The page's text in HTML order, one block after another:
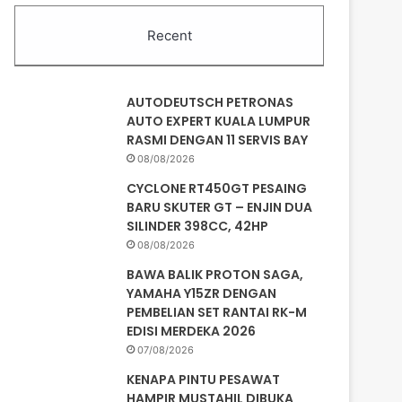
Recent
AUTODEUTSCH PETRONAS
AUTO EXPERT KUALA LUMPUR
RASMI DENGAN 11 SERVIS BAY
08/08/2026
CYCLONE RT450GT PESAING
BARU SKUTER GT – ENJIN DUA
SILINDER 398CC, 42HP
08/08/2026
BAWA BALIK PROTON SAGA,
YAMAHA Y15ZR DENGAN
PEMBELIAN SET RANTAI RK-M
EDISI MERDEKA 2026
07/08/2026
KENAPA PINTU PESAWAT
HAMPIR MUSTAHIL DIBUKA